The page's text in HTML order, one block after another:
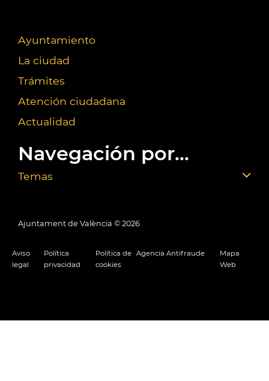
Ayuntamiento
La ciudad
Trámites
Atención ciudadana
Actualidad
Navegación por...
Temas
Ajuntament de València © 2026
Aviso
legal
Política
privacidad
Política de
cookies
Agencia Antifraude
Mapa
Web